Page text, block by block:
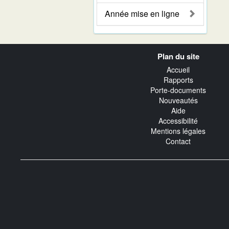
Année mise en ligne
Plan du site
Accueil
Rapports
Porte-documents
Nouveautés
Aide
Accessibilité
Mentions légales
Contact